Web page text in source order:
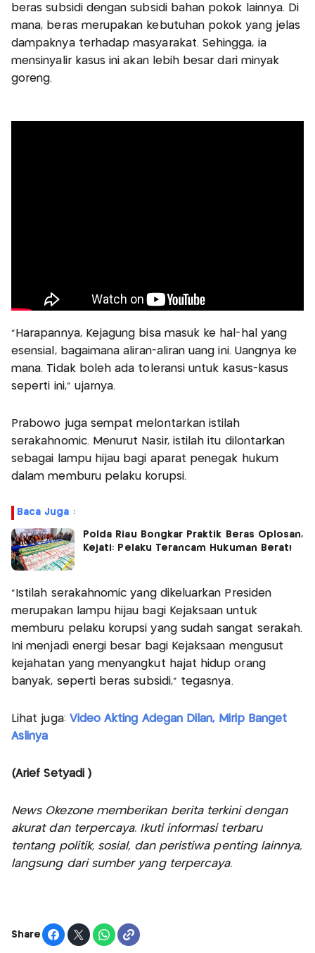
beras subsidi dengan subsidi bahan pokok lainnya. Di
mana, beras merupakan kebutuhan pokok yang jelas
dampaknya terhadap masyarakat. Sehingga, ia
mensinyalir kasus ini akan lebih besar dari minyak
goreng.
“Harapannya, Kejagung bisa masuk ke hal-hal yang
esensial, bagaimana aliran-aliran uang ini. Uangnya ke
mana. Tidak boleh ada toleransi untuk kasus-kasus
seperti ini,” ujarnya.
Prabowo juga sempat melontarkan istilah
serakahnomic. Menurut Nasir, istilah itu dilontarkan
sebagai lampu hijau bagi aparat penegak hukum
dalam memburu pelaku korupsi.
Baca Juga :
Polda Riau Bongkar Praktik Beras Oplosan,
Kejati: Pelaku Terancam Hukuman Berat!
“Istilah serakahnomic yang dikeluarkan Presiden
merupakan lampu hijau bagi Kejaksaan untuk
memburu pelaku korupsi yang sudah sangat serakah.
Ini menjadi energi besar bagi Kejaksaan mengusut
kejahatan yang menyangkut hajat hidup orang
banyak, seperti beras subsidi,” tegasnya.
Lihat juga: Video Akting Adegan Dilan, Mirip Banget
Aslinya
(Arief Setyadi )
News Okezone memberikan berita terkini dengan
akurat dan terpercaya. Ikuti informasi terbaru
tentang politik, sosial, dan peristiwa penting lainnya,
langsung dari sumber yang terpercaya.
Share